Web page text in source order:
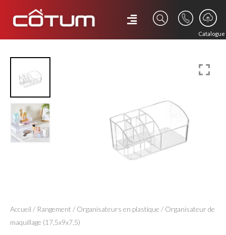
Catalogue
Accueil / Rangement / Organisateurs en plastique / Organisateur de
maquillage (17,5x9x7,5)